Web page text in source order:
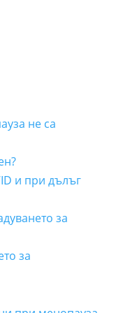
не са
и при дълъг
за
за